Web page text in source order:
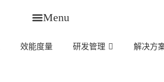
Menu
效能度量 研发管理 解决方